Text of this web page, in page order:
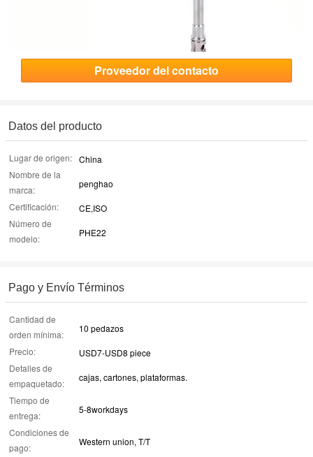
Proveedor del contacto
Datos del producto
Lugar de origen: China
Nombre de la
marca:
penghao
Certificación:
CE,ISO
Número de
modelo:
PHE22
Pago y Envío Términos
Cantidad de
orden mínima:
10 pedazos
Precio:
USD7-USD8 piece
Detalles de
empaquetado:
cajas, cartones, plataformas.
Tiempo de
entrega:
5-8workdays
Condiciones de
pago:
Western union, T/T